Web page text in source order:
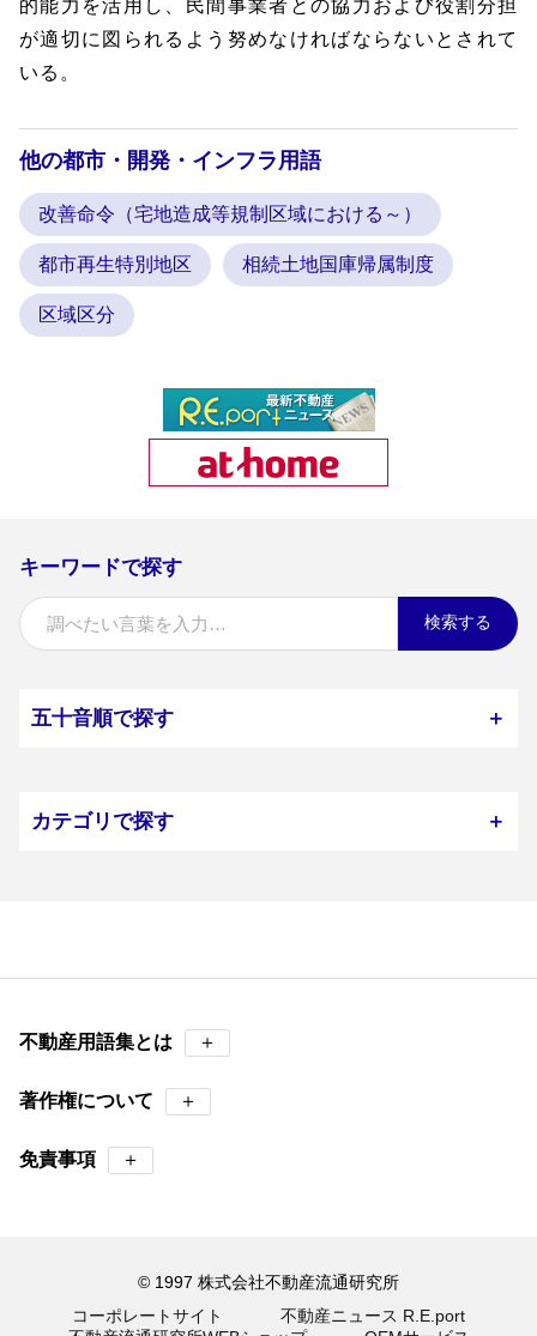
キーワードで探す
検索する
五十音順で探す ＋
カテゴリで探す ＋
的能力を活用し、民間事業者との協力および役割分担
が適切に図られるよう努めなければならないとされて
いる。
他の都市・開発・インフラ用語
改善命令（宅地造成等規制区域における～）
都市再生特別地区 相続土地国庫帰属制度
区域区分
不動産用語集とは ＋
著作権について ＋
免責事項 ＋
© 1997 株式会社不動産流通研究所
コーポレートサイト
不動産ニュース R.E.port